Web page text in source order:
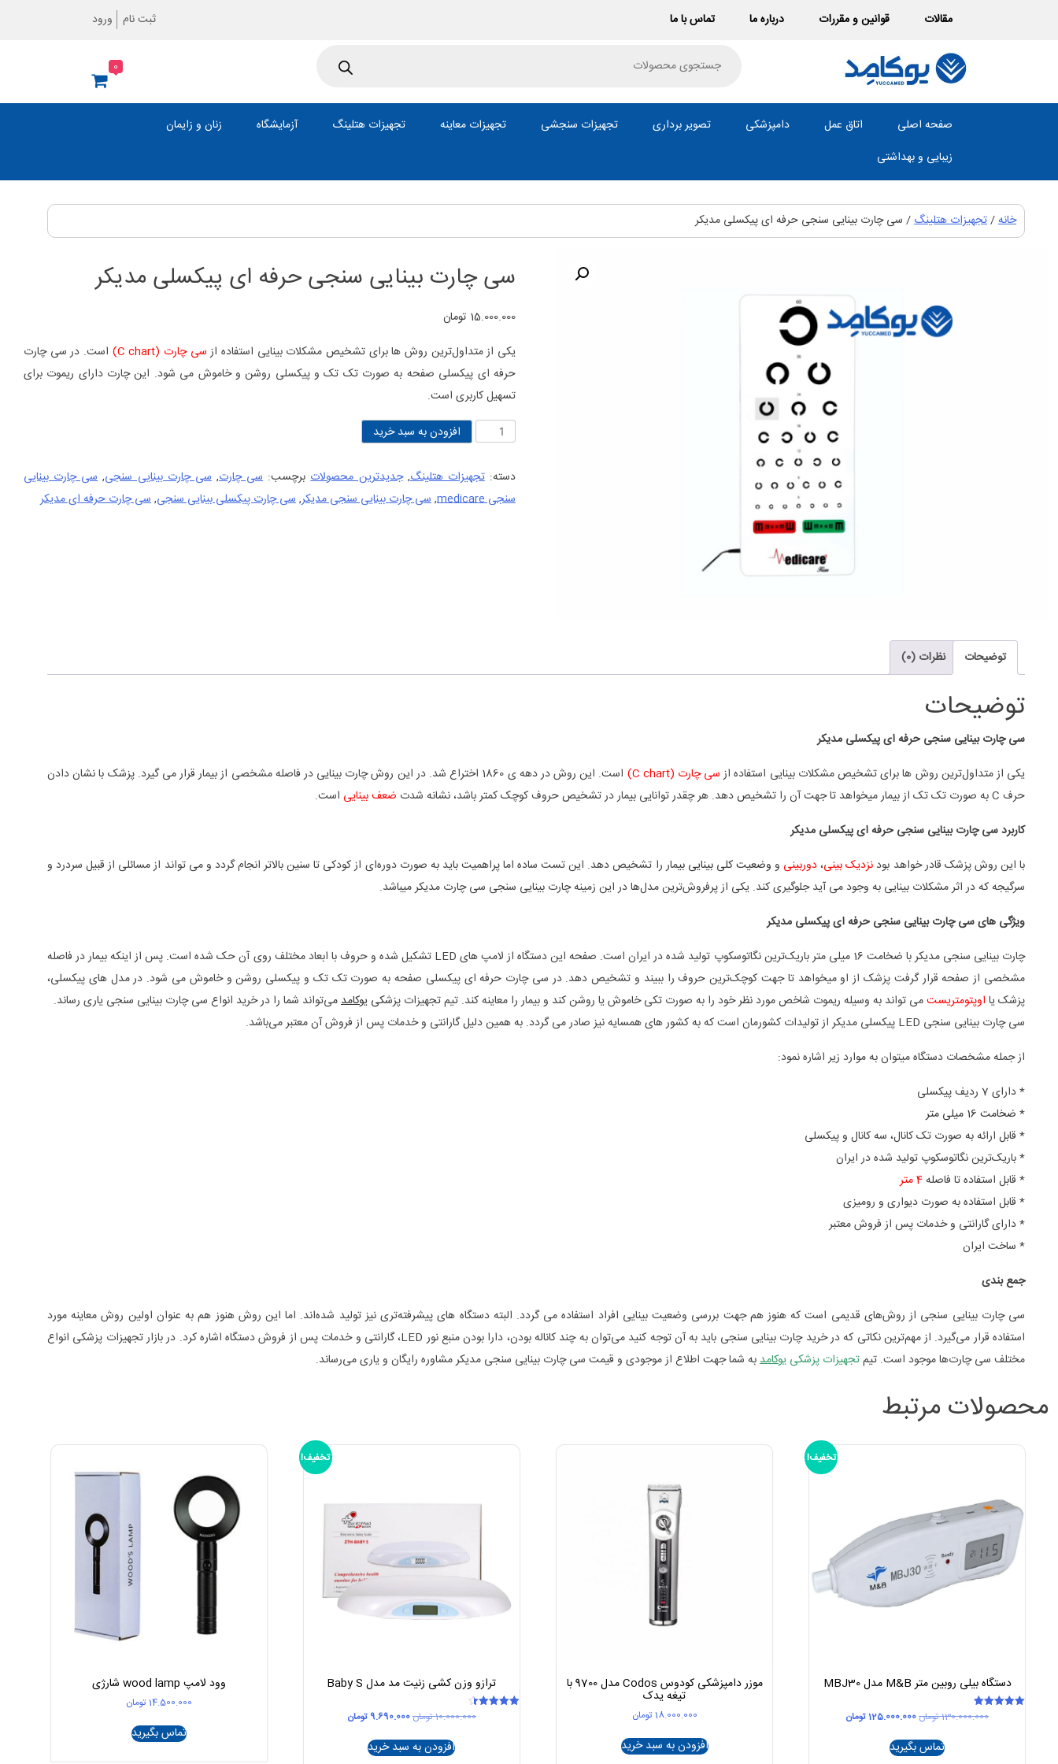
مقالات قوانین و مقررات درباره ما تماس با ما ثبت نام ورود
search
0
صفحه اصلی اتاق عمل دامپزشکی تصویر برداری تجهیزات سنجشی تجهیزات معاینه تجهیزات هتلینگ آزمایشگاه
زنان و زایمان
زیبایی و بهداشتی
خانه/تجهیزات هتلینگ/ سی چارت بینایی سنجی حرفه ای پیکسلی مدیکر
سی چارت بینایی سنجی حرفه ای پیکسلی مدیکر
15.000.000 تومان
یکی از متداول‌ترین روش ها برای تشخیص مشکلات بینایی استفاده از سی چارت (C chart)
است. در سی چارت
حرفه ای پیکسلی صفحه به صورت تک تک و پیکسلی روشن و خاموش می شود. این چارت دارای ریموت برای
تسهیل کاربری است.
سی
بینایی
سنجی
افزودن به سبد خرید
دسته:تجهیزات هتلینگ,جدیدترین محصولات برچسب: سی چارت,سی چارت بینایی سنجی,سی چارت بینایی
سنجی medicare
,سی چارت بینایی سنجی مدیکر,سی چارت پیکسلی بینایی سنجی,سی چارت حرفه ای مدیکر
توضیحات نظرات (0)
توضیحات
سی چارت بینایی سنجی حرفه ای پیکسلی مدیکر
یکی از متداول‌ترین روش ها برای تشخیص مشکلات بینایی استفاده ازسی چارت (C chart)
است. این روش در دهه ی 1860 اختراع شد. در این روش چارت بینایی در فاصله مشخصی از بیمار قرار می گیرد. پزشک با نشان دادن
حرف C به صورت تک تک از بیمار میخواهد تا جهت آن را تشخیص دهد. هر چقدر توانایی بیمار در تشخیص حروف کوچک کمتر باشد، نشانه شدت
ضعف بینایی است.
کاربرد سی چارت بینایی سنجی حرفه ای پیکسلی مدیکر
با این روش پزشک قادر خواهد بود نزدیک بینی،دوربینی و وضعیت کلی بینایی بیمار را تشخیص دهد. این تست ساده اما پر‌اهمیت باید به صورت دوره‌ای از کودکی تا سنین بالاتر انجام گردد و می تواند از مسائلی از قبیل سردرد و
سرگیجه که در اثر مشکلات بینایی به وجود می آید جلوگیری کند. یکی از پر‌فروش‌ترین مدل‌ها در این زمینه چارت بینایی سنجی سی چارت مدیکر میباشد.
ویژگی های سی چارت بینایی سنجی حرفه ای پیکسلی مدیکر
چارت بینایی سنجی مدیکر با ضخامت 16 میلی متر باریک‌ترین نگاتوسکوپ تولید شده در ایران است. صفحه این دستگاه از لامپ های LED تشکیل شده و حروف با ابعاد مختلف روی آن حک شده است. پس از اینکه بیمار در فاصله
مشخصی از صفحه قرار گرفت پزشک از او میخواهد تا جهت کوچک‌ترین حروف را ببیند و تشخیص دهد. در سی چارت حرفه ای پیکسلی صفحه به صورت تک تک و پیکسلی روشن و خاموش می شود. در مدل های پیکسلی،
پزشک یا اوپتومتریستمی تواند به وسیله ریموت شاخص مورد نظر خود را به صورت تکی خاموش یا روشن کند و بیمار را معاینه کند. تیم تجهیزات پزشکی یوکامدمی‌تواند شما را در خرید انواع سی چارت بینایی سنجی یاری رساند.
سی چارت بینایی سنجی LED پیکسلی مدیکر از تولیدات کشورمان است که به کشور های همسایه نیز صادر می گردد. به همین دلیل گارانتی و خدمات پس از فروش آن معتبر می‌باشد.
از جمله مشخصات دستگاه میتوان به موارد زیر اشاره نمود:
* دارای 7 ردیف پیکسلی
* ضخامت 16 میلی متر
* قابل ارائه به صورت تک کانال، سه کانال و پیکسلی
* باریک‌ترین نگاتوسکوپ تولید شده در ایران
* قابل استفاده تا فاصله4 متر
* قابل استفاده به صورت دیواری و رومیزی
* دارای گارانتی و خدمات پس از فروش معتبر
* ساخت ایران
جمع بندی
سی چارت بینایی‌ سنجی از روش‌های قدیمی است که هنوز هم جهت بررسی وضعیت بینایی افراد استفاده می گردد. البته دستگاه های پیشرفته‌تری نیز تولید شده‌اند. اما این روش هنوز هم به عنوان اولین روش معاینه مورد
استفاده قرار می‌گیرد. از مهم‌ترین نکاتی که در خرید چارت بینایی سنجی باید به آن توجه کنید می‌توان به چند کاناله بودن، دارا بودن منبع نور LED، گارانتی و خدمات پس از فروش دستگاه اشاره کرد. در بازار تجهیزات پزشکی انواع
مختلف سی چارت‌ها موجود است. تیمتجهیزات پزشکی یوکامدبه شما جهت اطلاع از موجودی و قیمت سی چارت بینایی سنجی مدیکر مشاوره رایگان و یاری می‌رساند.
محصولات مرتبط
تخفیف!
دستگاه بیلی روبین متر M&B مدل MBJ30
130.000.000تومانقیمت
بود.
125.000.000تومانقیمت
تماس بگیرید
موزر دامپزشکی کودوس Codos مدل 9700 با
تیغه یدک
18.000.000 تومان
افزودن به سبد خرید
تخفیف!
ترازو وزن کشی زنیت مد مدل Baby S
10.000.000تومانقیمت
10.000.000 تومان
بود.
9.690.000 تومان
افزودن به سبد خرید
وود لامپ wood lamp شارژی
14.500.000 تومان
تماس بگیرید